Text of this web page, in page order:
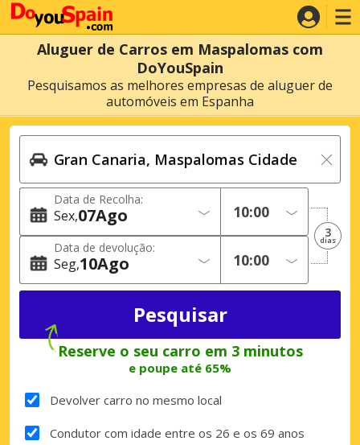
Aluguer de Carros em Maspalomas com
DoYouSpain
Pesquisamos as melhores empresas de aluguer de
automóveis em Espanha
Data de Recolha:
Sex 07Ago
Data de devolução:
Seg 10Ago
3
dias
Reserve o seu carro em 3 minutos
e poupe até 65%
Devolver carro no mesmo local
Condutor com idade entre os 26 e os 69 anos